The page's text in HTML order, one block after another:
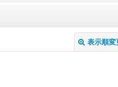
表示順変